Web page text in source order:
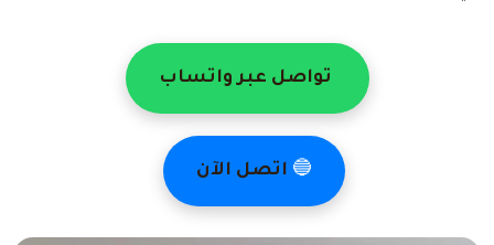
تواصل عبر واتساب
🔵 اتصل الآن